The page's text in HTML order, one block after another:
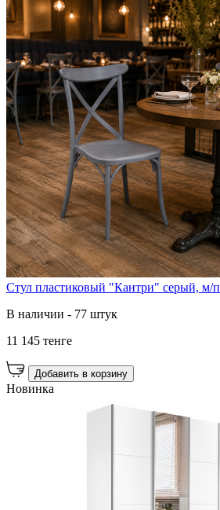
Стул пластиковый "Кантри" серый, м/п
В наличии - 77 штук
11 145 тенге
Добавить в корзину
Новинка